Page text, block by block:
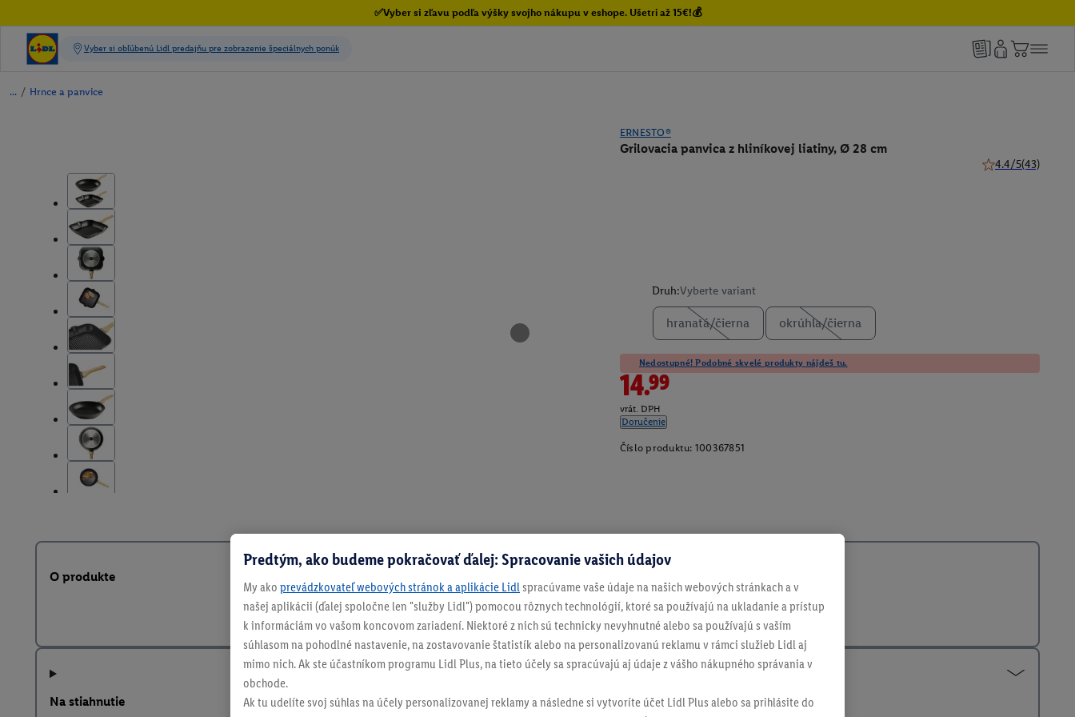
✅Vyber si zľavu podľa výšky svojho nákupu v eshope. Ušetri až 15€!💰
/ Hrnce a panvice
ERNESTO®
Grilovacia panvica z hliníkovej liatiny, Ø 28 cm
4.4/5(43)
Druh:Vyberte variant
hranatá/čierna okrúhla/čierna
Nedostupné! Podobné skvelé produkty nájdeš tu.
14.99
vrát. DPH
Doručenie
Číslo produktu: 100367851
O produkte
Na stiahnutie
Predtým, ako budeme pokračovať ďalej: Spracovanie vašich údajov
My ako prevádzkovateľ webových stránok a aplikácie Lidl spracúvame vaše údaje na našich webových stránkach a v
našej aplikácii (ďalej spoločne len "služby Lidl") pomocou rôznych technológií, ktoré sa používajú na ukladanie a prístup
k informáciám vo vašom koncovom zariadení. Niektoré z nich sú technicky nevyhnutné alebo sa používajú s vaším
súhlasom na pohodlné nastavenie, na zostavovanie štatistík alebo na personalizovanú reklamu v rámci služieb Lidl aj
mimo nich. Ak ste účastníkom programu Lidl Plus, na tieto účely sa spracúvajú aj údaje z vášho nákupného správania v
obchode.
Ak tu udelíte svoj súhlas na účely personalizovanej reklamy a následne si vytvoríte účet Lidl Plus alebo sa prihlásite do